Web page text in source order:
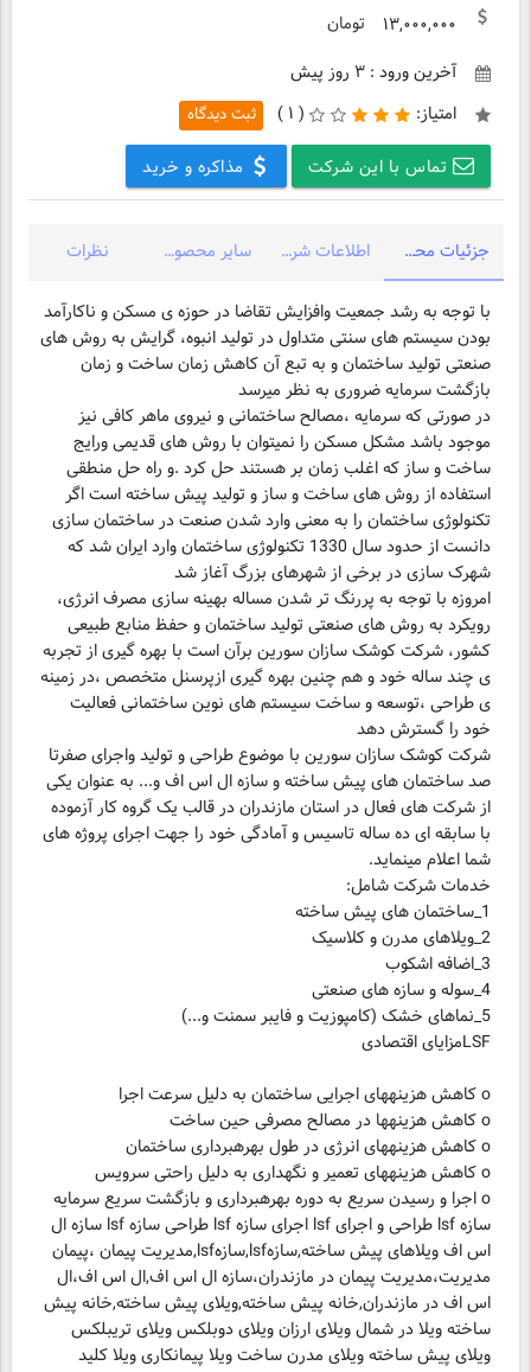
۱۳,۰۰۰,۰۰۰
تومان
آخرین ورود : ۳ روز پیش
امتیاز:
( ۱ ) ثبت دیدگاه
تماس با این شرکت مذاکره و خرید
جزئیات محصول اطلاعات شرکت سایر محصولات شرکت نظرات
با توجه به رشد جمعیت وافزایش تقاضا در حوزه ی مسکن و ناکارآمد
بودن سیستم های سنتی متداول در تولید انبوه، گرایش به روش های
صنعتی تولید ساختمان و به تبع آن کاهش زمان ساخت و زمان
در صورتی که سرمایه ،مصالح ساختمانی و نیروی ماهر کافی نیز
موجود باشد مشکل مسکن را نمیتوان با روش های قدیمی ورایج
ساخت و ساز که اغلب زمان بر هستند حل کرد .و راه حل منطقی
استفاده از روش های ساخت و ساز و تولید پیش ساخته است اگر
تکنولوژی ساختمان را به معنی وارد شدن صنعت در ساختمان سازی
دانست از حدود سال 1330 تکنولوژی ساختمان وارد ایران شد که
امروزه با توجه به پررنگ تر شدن مساله بهینه سازی مصرف انرژی،
رویکرد به روش های صنعتی تولید ساختمان و حفظ منابع طبیعی
کشور، شرکت کوشک سازان سورین برآن است با بهره گیری از تجربه
ی چند ساله خود و هم چنین بهره گیری ازپرسنل متخصص ،در زمینه
ی طراحی ،توسعه و ساخت سیستم های نوین ساختمانی فعالیت
خود را گسترش دهد
شرکت کوشک سازان سورین با موضوع طراحی و تولید واجرای صفرتا
صد ساختمان های پیش ساخته و سازه ال اس اف و... به عنوان یکی
از شرکت های فعال در استان مازندران در قالب یک گروه کار آزموده
با سابقه ای ده ساله تاسیس و آمادگی خود را جهت اجرای پروژه های
LSFمزایای اقتصادی
سازه lsf طراحی و اجرای lsf اجرای سازه lsf طراحی سازه lsf سازه ال
اس اف ویلاهای پیش ساخته,سازهlsf,سازهlsf,مدیریت پیمان ،پیمان
مدیریت،مدیریت پیمان در مازندران،سازه ال اس اف,ال اس اف،ال
اس اف در مازندران,خانه پیش ساخته,ویلای پیش ساخته,خانه پیش
ساخته ویلا در شمال ویلای ارزان ویلای دوبلکس ویلای تریبلکس
ویلای پیش ساخته ویلای مدرن ساخت ویلا پیمانکاری ویلا کلید